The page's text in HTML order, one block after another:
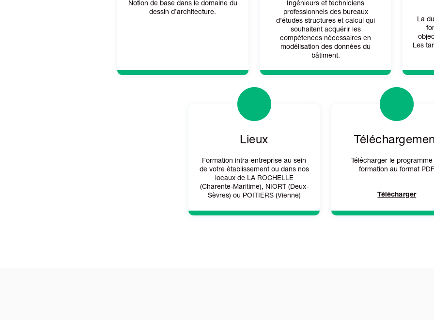
Notion de base dans le domaine du
dessin d’architecture.
Ingénieurs et techniciens
professionnels des bureaux
d’études structures et calcul qui
souhaitent acquérir les
compétences nécessaires en
modélisation des données du
bâtiment.
La
Les
Lieux
Formation intra-entreprise au sein
de votre établissement ou dans nos
locaux de LA ROCHELLE
(Charente-Maritime), NIORT (Deux-
Sèvres) ou POITIERS (Vienne)
Télécharger le
formation au format
Télécharger